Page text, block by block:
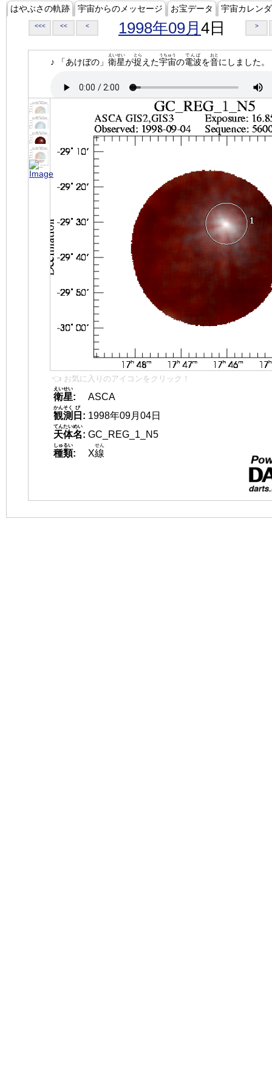
はやぶさの軌跡 宇宙からのメッセージ お宝データ 宇宙カレン
<<< << < 1998年09月 4日 >
♪ 「あけぼの」 衛星
えいせい
が捉
とら
えた宇宙
うちゅう
の電波
でんぱ
を音
おと
にしました。
👈 お気に入りのアイコンをクリック！
衛星
えいせい
:
ASCA
観測
かんそく
日
び
: 1998年09月04日
天体名
てんたいめい
: GC_REG_1_N5
種類
しゅるい
: X線
せん